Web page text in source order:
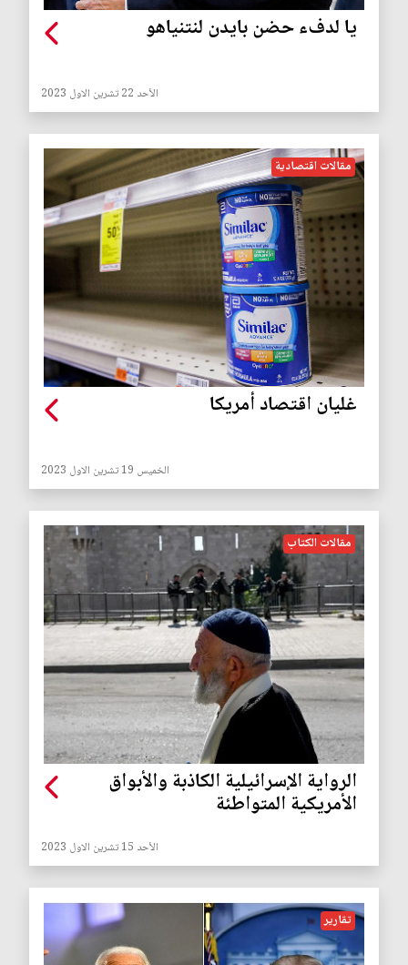
يا لدفء حضن بايدن لنتنياهو
الأحد 22 تشرين الاول 2023
مقالات اقتصادية
غليان اقتصاد أمريكا
الخميس 19 تشرين الاول 2023
مقالات الكتاب
الرواية الإسرائيلية الكاذبة والأبواق
الأمريكية المتواطئة
الأحد 15 تشرين الاول 2023
تقارير